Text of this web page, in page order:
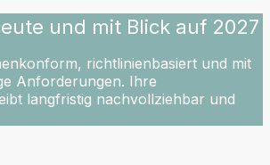
und mit Blick auf 2027
richtlinienbasiert und mit
Anforderungen. Ihre
langfristig nachvollziehbar und